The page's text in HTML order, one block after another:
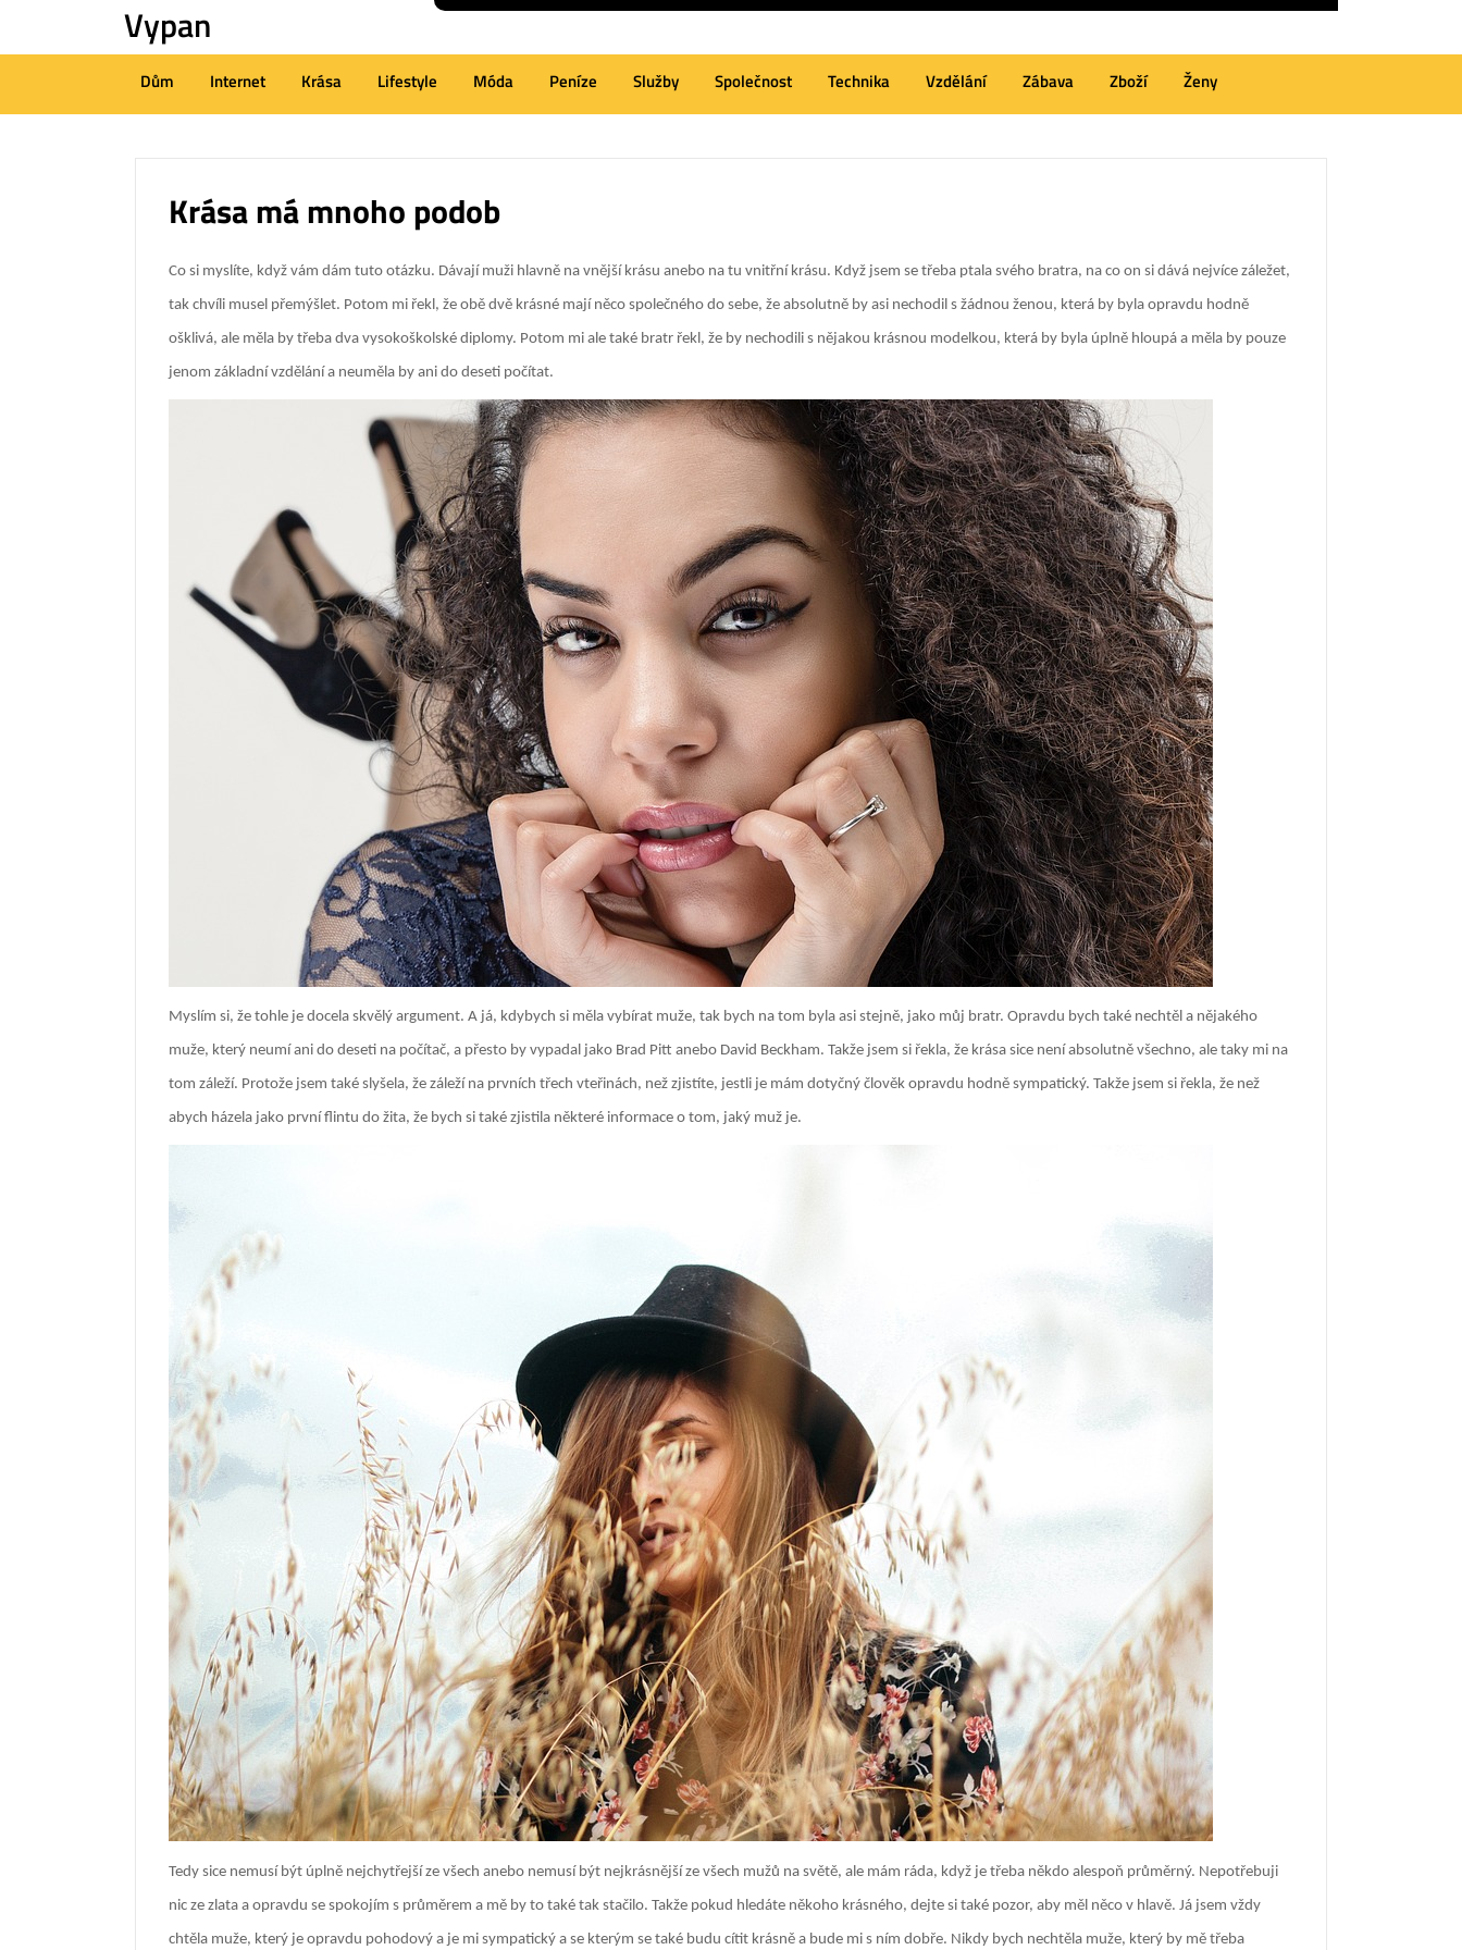
to
(Press
Vypan
Dům Internet Krása Lifestyle Móda Peníze Služby Společnost Technika Vzdělání Zábava Zboží Ženy
Krása má mnoho podob
Co si myslíte, když vám dám tuto otázku. Dávají muži hlavně na vnější krásu anebo na tu vnitřní krásu. Když jsem se třeba ptala svého bratra, na co on si dává nejvíce záležet,
tak chvíli musel přemýšlet. Potom mi řekl, že obě dvě krásné mají něco společného do sebe, že absolutně by asi nechodil s žádnou ženou, která by byla opravdu hodně
ošklivá, ale měla by třeba dva vysokoškolské diplomy. Potom mi ale také bratr řekl, že by nechodili s nějakou krásnou modelkou, která by byla úplně hloupá a měla by pouze
jenom základní vzdělání a neuměla by ani do deseti počítat.
Myslím si, že tohle je docela skvělý argument. A já, kdybych si měla vybírat muže, tak bych na tom byla asi stejně, jako můj bratr. Opravdu bych také nechtěl a nějakého
muže, který neumí ani do deseti na počítač, a přesto by vypadal jako Brad Pitt anebo David Beckham. Takže jsem si řekla, že krása sice není absolutně všechno, ale taky mi na
tom záleží. Protože jsem také slyšela, že záleží na prvních třech vteřinách, než zjistíte, jestli je mám dotyčný člověk opravdu hodně sympatický. Takže jsem si řekla, že než
abych házela jako první flintu do žita, že bych si také zjistila některé informace o tom, jaký muž je.
Tedy sice nemusí být úplně nejchytřejší ze všech anebo nemusí být nejkrásnější ze všech mužů na světě, ale mám ráda, když je třeba někdo alespoň průměrný. Nepotřebuji
nic ze zlata a opravdu se spokojím s průměrem a mě by to také tak stačilo. Takže pokud hledáte někoho krásného, dejte si také pozor, aby měl něco v hlavě. Já jsem vždy
chtěla muže, který je opravdu pohodový a je mi sympatický a se kterým se také budu cítit krásně a bude mi s ním dobře. Nikdy bych nechtěla muže, který by mě třeba